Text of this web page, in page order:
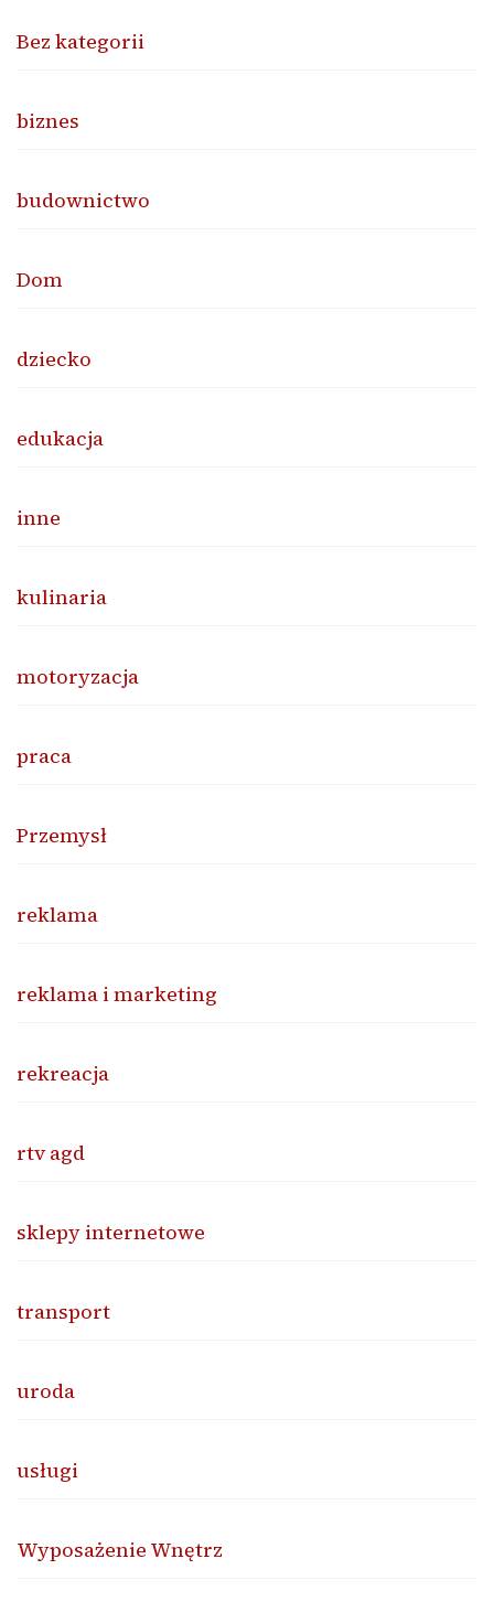
Bez kategorii
biznes
budownictwo
Dom
dziecko
edukacja
inne
kulinaria
motoryzacja
praca
Przemysł
reklama
reklama i marketing
rekreacja
rtv agd
sklepy internetowe
transport
uroda
usługi
Wyposażenie Wnętrz